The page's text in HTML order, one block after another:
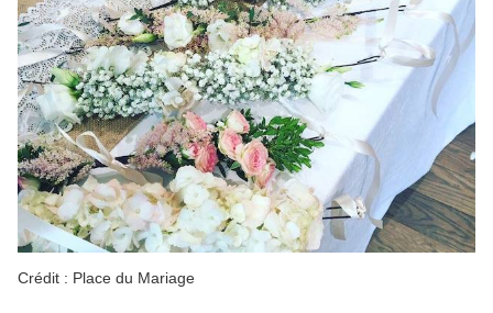
Crédit : Place du Mariage